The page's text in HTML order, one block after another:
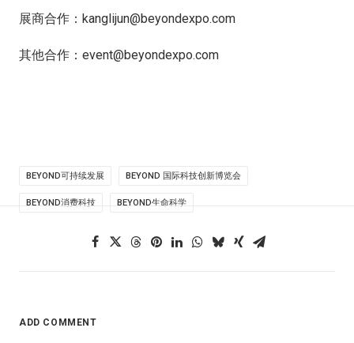
展商合作：kanglijun@beyondexpo.com
其他合作：event@beyondexpo.com
BEYOND可持续发展 BEYOND 国际科技创新博览会
BEYOND消费科技 BEYOND生命科学
ADD COMMENT